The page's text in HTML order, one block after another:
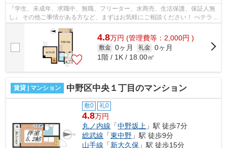
『学生、未成年、求職中、無職、フリーター、水商売、生活保護、保証人無
し』 その他ご事情がある方など、まずはお気軽にご相談ください！ べテラン
4.8万円 (管理費等：2,000円 )
敷金 0ヶ月 礼金 0ヶ月
1階 / 1K / 18.00㎡
賃貸 | マンション 中野区中央１丁目のマンション
敷0 礼0
4.8万円
丸ノ内線 「中野坂上 」駅 徒歩7分
総武線 「東中野 」駅 徒歩9分
山手線 「新大久保 」駅 徒歩15分